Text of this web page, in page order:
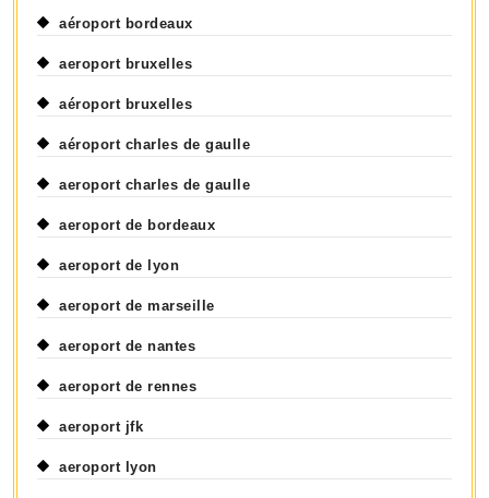
aéroport bordeaux
aeroport bruxelles
aéroport bruxelles
aéroport charles de gaulle
aeroport charles de gaulle
aeroport de bordeaux
aeroport de lyon
aeroport de marseille
aeroport de nantes
aeroport de rennes
aeroport jfk
aeroport lyon